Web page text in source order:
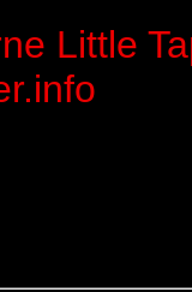
Little